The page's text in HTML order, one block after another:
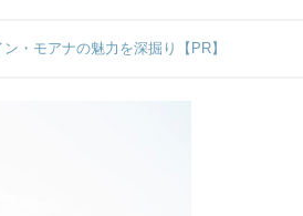
・モアナの魅力を深掘り【PR】